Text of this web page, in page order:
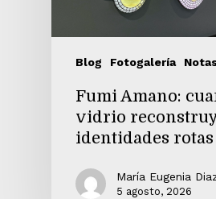
Blog Fotogalería
Fumi Amano:
vidrio
identidades rotas
María Eugenia
5 agosto, 2026